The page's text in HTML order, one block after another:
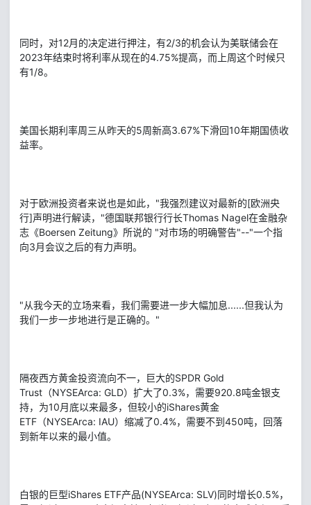
同时，对12月的决定进行押注，有2/3的机会认为美联储会在
2023年结束时将利率从现在的4.75%提高，而上周这个时候只
有1/8。
美国长期利率周三从昨天的5周新高3.67%下滑回10年期国债收
益率。
对于欧洲投资者来说也是如此，"我强烈建议对最新的[欧洲央
行]声明进行解读，"德国联邦银行行长Thomas Nagel在金融杂
志《Boersen Zeitung》所说的 "对市场的明确警告"--"一个指
向3月会议之后的有力声明。
"从我今天的立场来看，我们需要进一步大幅加息......但我认为
我们一步一步地进行是正确的。"
隔夜西方黄金投资流向不一，巨大的SPDR Gold
Trust（NYSEArca: GLD）扩大了0.3%，需要920.8吨金银支
持，为10月底以来最多，但较小的iShares黄金
ETF（NYSEArca: IAU）缩减了0.4%，需要不到450吨，回落
到新年以来的最小值。
白银的巨型iShares ETF产品(NYSEArca: SLV)同时增长0.5%，